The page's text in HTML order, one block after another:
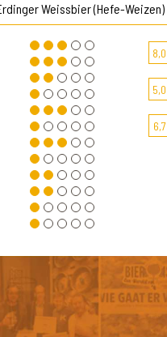
Weissbier (Hefe-Weizen)
8,0
5,0
6,7